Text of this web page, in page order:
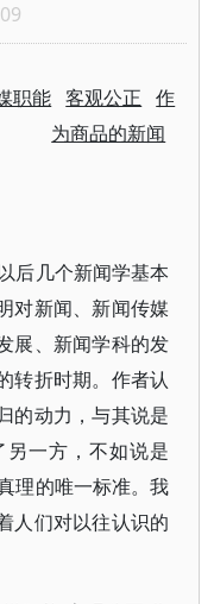
职能 客观公正
作
为商品的新闻
后几个新闻学基本
对新闻、新闻传媒
展、新闻学科的发
转折时期。作者认
的动力，与其说是
一方，不如说是
理的唯一标准。我
人们对以往认识的